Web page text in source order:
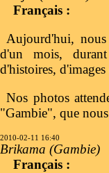
Français :
Aujourd'hui,
d'un mois,
d'histoires, d'images
Nos photos
"Gambie", que
2010-02-11 16:40
Brikama (Gambie)
Français :